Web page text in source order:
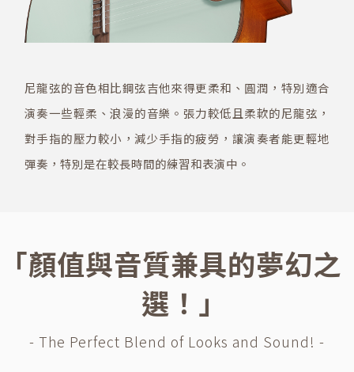
尼龍弦的音色相比鋼弦吉他來得更柔和、圓潤，特別適合
演奏一些輕柔、浪漫的音樂。張力較低且柔軟的尼龍弦，
對手指的壓力較小，減少手指的疲勞，讓演奏者能更輕地
彈奏，特別是在較長時間的練習和表演中。
｢顏值與音質兼具的夢幻之
選！｣
- The Perfect Blend of Looks and Sound! -